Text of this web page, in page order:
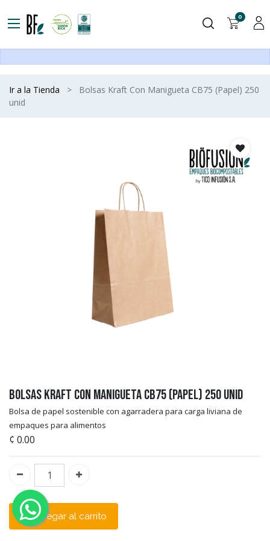
0
Ir a la Tienda
Bolsas Kraft Con Manigueta CB75 (Papel) 250
unid
Bolsas Kraft Con Manigueta CB75 (Papel) 250 unid
Bolsa de papel sostenible con agarradera para carga liviana de
empaques para alimentos
¢ 0.00
Agregar al carrito